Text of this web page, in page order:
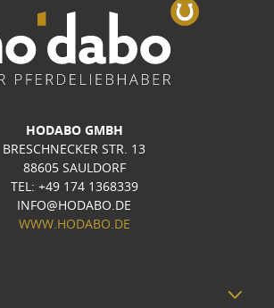
HODABO GMBH
BRESCHNECKER STR. 13
88605 SAULDORF
TEL: +49 174 1368339
INFO@HODABO.DE
WWW.HODABO.DE